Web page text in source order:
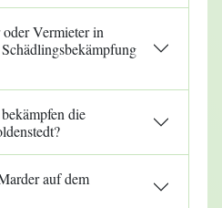
Vermieter in
die
auf dem